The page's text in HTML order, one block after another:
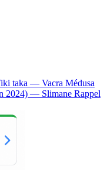
taka — Vacra Médusa
2024) — Slimane Rappel